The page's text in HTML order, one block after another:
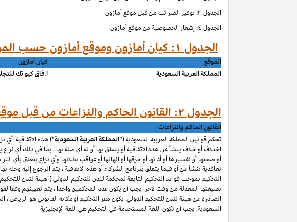
الجدول ۳: توفير الضرائب من قبل موقع أمازون
الجدول ٤: إشعار الخصوصية من موقع أمازون
الجدول ۱: كيان أمازون وموقع أمازون حسب الموق
الموقع كيان أمازون
المملكة العربية السعودية
ا.فاق كيو تك
الجدول ۲: القانون الحاكم والنزاعات من قبل موقع أمازون
القانون الحاكم والنزاعات
تحكم قوانين المملكة العربية السعودية ("المملكة العربية السعودية") هذه الاتفاقية. أي
اختلاف أو خلاف ينشأ عن هذه الاتفاقية أو يتعلق بها أو له أي صلة بها ، بما في ذلك أي نزاع
أو صحتها أو تفسيرها أو أدائها أو خرقها أو إنهائها أو عواقب بطلانها وأي نزاع يتعلق بأي
تعاقدية تنشأ عن أو فيما يتعلق ببرنامج الشركاء أو هذه الاتفاقية ، يتم الرجوع إليه وحله
التحكيم بموجب قواعد التحكيم التابعة لمحكمة لندن للتحكيم الدولي ("هيئة لندن
بصيغتها المعدلة من وقت لآخر. يجب أن يكون عدد المحكمين واحدا ، يتم تعيينهم وفقا
الصادرة عن هيئة لندن للتحكيم الدولي. يكون مقر التحكيم أو مكانه القانوني هو الرياض ،
السعودية. يجب أن تكون اللغة المستخدمة في التحكيم هي اللغة الإنجليزية